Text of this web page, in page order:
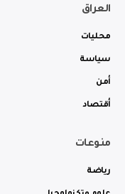
العراق
محليات
سياسة
أمن
أقتصاد
منوعات
رياضة